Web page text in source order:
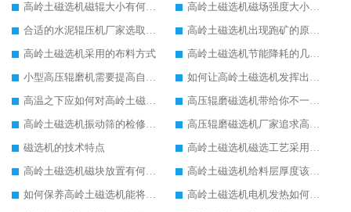
高岭土磁选机磁辊大小有何影响
高岭土磁选机磁场强度大小的选择
合适的水泥辊压机厂家选取重要
高岭土磁选机出现跑矿的原因有哪些
高岭土磁选机采用的布料方式
高岭土磁选机节能降耗的几方面要点
小型高压辊磨机需要提高自动化水平
如何让高岭土磁选机发挥出更大使用价值
高温之下应如何对高岭土磁选机进行保护
高压辊磨磁选机带给你不一样的生产意义
高岭土磁选机振动筛的检修内容
高压辊磨磁选机厂家追求高端生产
磁选机的技术特点
高岭土磁选机磁选工艺采用的分离方法
高岭土磁选机磁块放置有何要求
高岭土磁选机给料层厚度该如何调节
如何保养高岭土磁选机能将损耗尽可能降低
高岭土磁选机电机发热如何解决